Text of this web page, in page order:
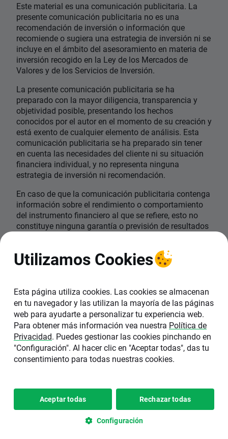
Este material es una comunicación publicitaria. La
presente comunicación publicitaria no es una
recomendación de inversión o información que
recomiende o sugiera una estrategia de inversión ni se
incluye en el ámbito del asesoramiento en materia de
inversión recogido en la Ley de los Mercados de
Valores y de los Servicios de Inversión.
La presente comunicación publicitaria se ha
preparado con la mayor diligencia, transparencia y
objetividad posible, presentando los hechos
conocidos por el autor en el momento de su creación y
está exento de cualquier elemento de análisis. Esta
comunicación publicitaria se ha preparado sin tener
en cuenta las necesidades del cliente ni su situación
financiera individual, y no representa ninguna
estrategia de inversión ni recomendación.
En caso de que la comunicación publicitaria contenga
información sobre el rendimiento o comportamiento
del instrumento financiero al que se refiere, esto no
constituye ninguna garantía o previsión de resultados
que actúe sobre esta información lo hace bajo su
propio riesgo.
XTB S.A. no es responsable de las acciones u
omisiones del cliente, especialmente por la
adquisición o disposición de instrumentos financieros,
realizados con base en la información que contiene la
presente comunicación publicitaria.
Utilizamos Cookies
Esta página utiliza cookies. Las cookies se almacenan
en tu navegador y las utilizan la mayoría de las páginas
web para ayudarte a personalizar tu experiencia web.
Para obtener más información vea nuestra Política de
Privacidad. Puedes gestionar las cookies pinchando en
"Configuración". Al hacer clic en "Aceptar todas", das tu
consentimiento para todas nuestras cookies.
Aceptar todas Rechazar todas
Configuración